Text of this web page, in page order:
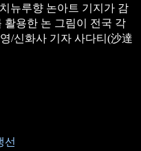
뉴루향 논아트 기지가 감
용한 논 그림이 전국 각
/신화사 기자 사다티(沙達
선